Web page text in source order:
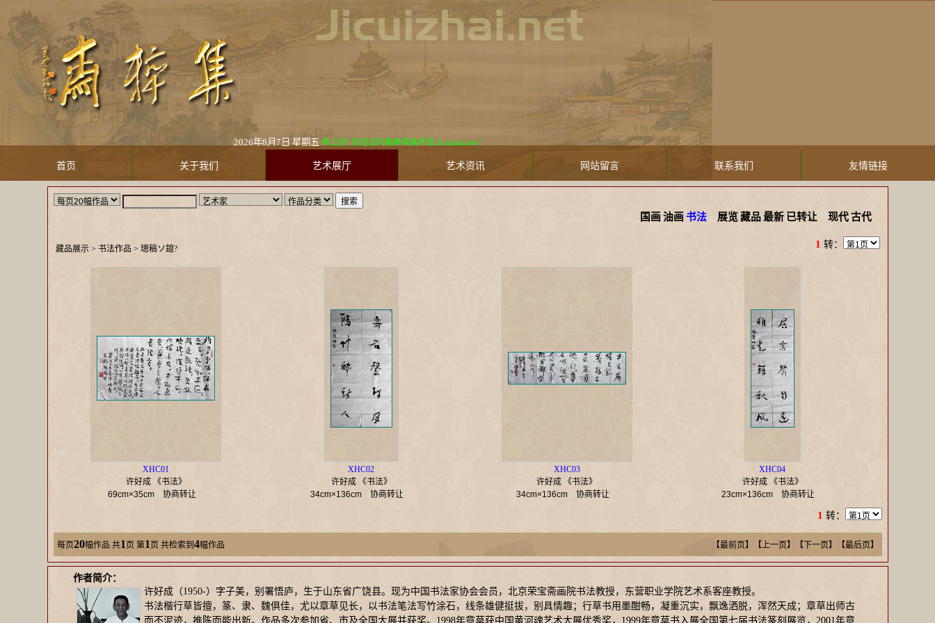
2026年8月7日 星期五 早上好! 欢迎访问集粹斋美术馆 Jicuizhai.net !
首页 关于我们 艺术展厅 艺术资讯 网站留言 联系我们 友情链接
国画 油画 书法 展览 藏品 最新 已转让 现代 古代
藏品展示> 书法作品 > 璁稿ソ鎴? 1 转：
XHC01
许好成 《书法》
69cm×35cm协商转让
XHC02
许好成 《书法》
34cm×136cm 协商转让
XHC03
许好成 《书法》
34cm×136cm协商转让
XHC04
许好成 《书法》
23cm×136cm 协商转让
1 转：
每页20幅作品 共1 页 第1 页 共检索到 4幅作品 【最前页】【上一页】 【下一页】【最后页】
作者简介：
许好成（1950-）字子美，别署悟庐，生于山东省广饶县。现为中国书法家协会会员，北京荣宝斋画院书法教授，东营职业学院艺术系客座教授。
书法楷行草皆擅，篆、隶、魏俱佳，尤以章草见长，以书法笔法写竹涂石，线条雄健挺拔，别具情趣；行草书用墨酣畅，凝重沉实，飘逸洒脱，浑然天成；章草出师古
而不泥迹，推陈而能出新。作品多次参加省、市及全国大展并获奖。1998年章草获中国黄河魂艺术大展优秀奖，1999年章草书入展全国第七届书法篆刻展览，2001年章